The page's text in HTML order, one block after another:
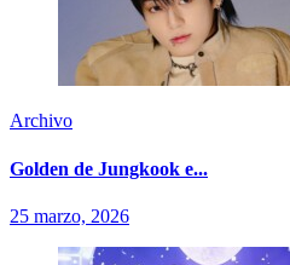
Archivo
Golden de Jungkook e...
25 marzo, 2026